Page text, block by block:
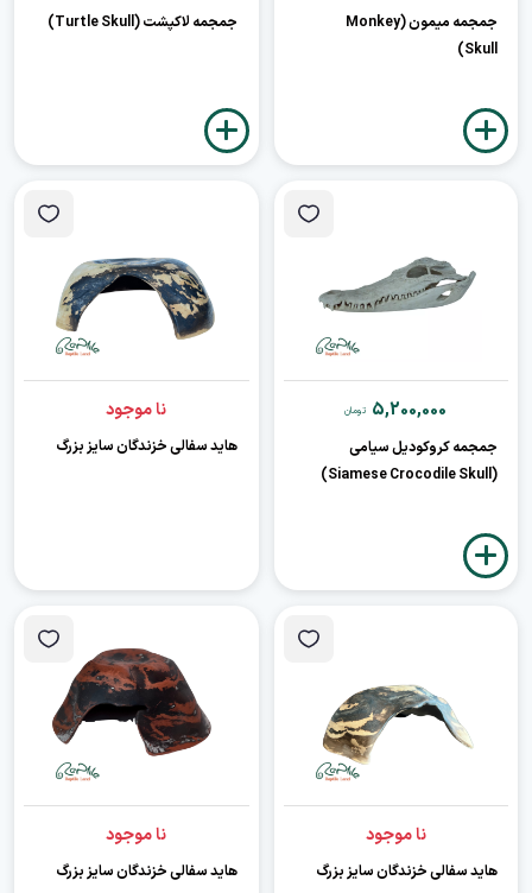
جمجمه میمون (Monkey
Skull)
جمجمه لاکپشت (Turtle Skull)
5,200,000 تومان
جمجمه کروکودیل سیامی
(Siamese Crocodile Skull)
نا موجود
هاید سفالی خزندگان سایز بزرگ
نا موجود
هاید سفالی خزندگان سایز بزرگ
نا موجود
هاید سفالی خزندگان سایز بزرگ